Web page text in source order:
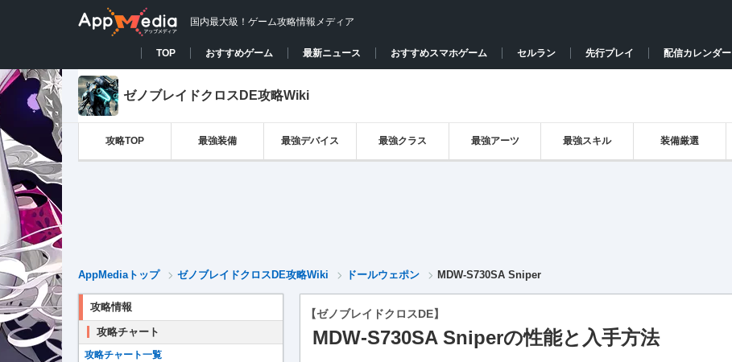
国内最大級！ゲーム攻略情報メディア
TOP おすすめゲーム 最新ニュース おすすめスマホゲーム セルラン 先行プレイ 配信カレンダー
ゼノブレイドクロスDE攻略Wiki
攻略TOP 最強装備 最強デバイス 最強クラス 最強アーツ 最強スキル 装備厳選
AppMediaトップ ゼノブレイドクロスDE攻略Wiki ドールウェポン MDW-S730SA Sniper
【ゼノブレイドクロスDE】
MDW-S730SA Sniperの性能と入手方法
攻略情報
攻略チャート
攻略チャート一覧